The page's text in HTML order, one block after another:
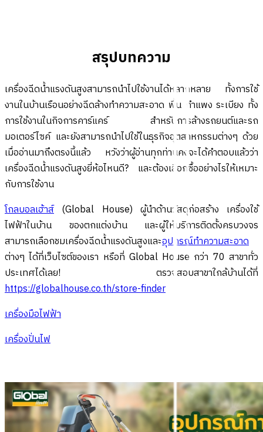
สรุปบทความ
เครื่องฉีดน้ำแรงดันสูงสามารถนำไปใช้งานได้หลากหลาย ทั้งการใช้
งานในบ้านเรือนอย่างฉีดล้างทำความสะอาด พื้น กำแพง ระเบียง ทั้ง
การใช้งานในกิจการคาร์แคร์ สำหรับการล้างรถยนต์และรถ
มอเตอร์ไซค์ และยังสามารถนำไปใช้ในธุรกิจอุตสาหกรรมต่างๆ ด้วย
เมื่ออ่านมาถึงตรงนี้แล้ว หวังว่าผู้อ่านทุกท่านคงจะได้คำตอบแล้วว่า
เครื่องฉีดน้ำแรงดันสูงยี่ห้อไหนดี? และต้องเลือกซื้ออย่างไรให้เหมาะ
กับการใช้งาน
โกลบอลเฮ้าส์(Global House) ผู้นำด้านวัสดุก่อสร้าง เครื่องใช้
ไฟฟ้าในบ้าน ของตกแต่งบ้าน และผู้ให้บริการติดตั้งครบวงจร
สามารถเลือกชมเครื่องฉีดน้ำแรงดันสูงและอุปกรณ์ทำความสะอาด
ต่างๆ ได้ที่เว็บไซต์ของเรา หรือที่ Global House กว่า 70 สาขาทั่ว
ประเทศได้เลย! ตรวจสอบสาขาใกล้บ้านได้ที่
https://globalhouse.co.th/store-finder
เครื่องมือไฟฟ้า
เครื่องปั่นไฟ